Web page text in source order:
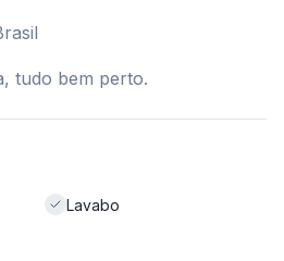
tudo bem perto.
Lavabo